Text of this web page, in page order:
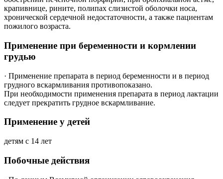
крапивнице, рините, полипах слизистой оболочки носа,
хронической сердечной недостаточности, а также пациентам
пожилого возраста.
Применение при беременности и кормлении
грудью
· Применение препарата в период беременности и в период
грудного вскармливания противопоказано.
При необходимости применения препарата в период лактации
следует прекратить грудное вскармливание.
Применение у детей
детям с 14 лет
Побочные действия